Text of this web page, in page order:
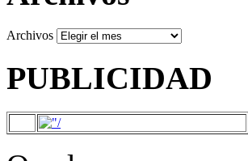
Archivos
PUBLICIDAD